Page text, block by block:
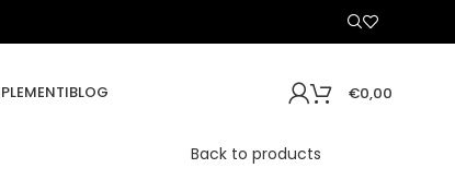
BLOG €0,00
Back to products